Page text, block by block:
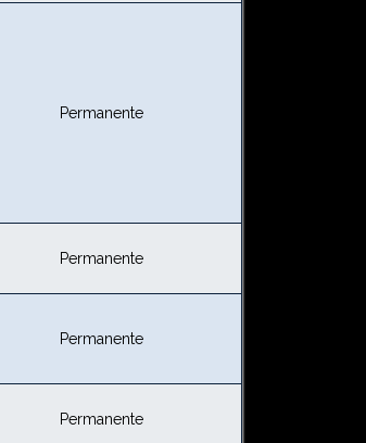
Permanente
Permanente
Permanente
Permanente